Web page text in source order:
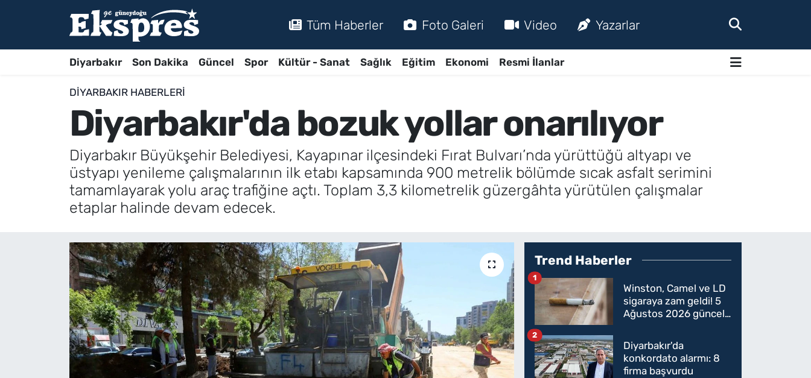
Tüm Haberler Foto Galeri Video Yazarlar
Diyarbakır Son Dakika Güncel Spor Kültür - Sanat Sağlık Eğitim Ekonomi Resmi İlanlar
DIYARBAKIR HABERLERI
Diyarbakır'da bozuk yollar onarılıyor
Diyarbakır Büyükşehir Belediyesi, Kayapınar ilçesindeki Fırat Bulvarı’nda yürüttüğü altyapı ve
üstyapı yenileme çalışmalarının ilk etabı kapsamında 900 metrelik bölümde sıcak asfalt serimini
tamamlayarak yolu araç trafiğine açtı. Toplam 3,3 kilometrelik güzergâhta yürütülen çalışmalar
etaplar halinde devam edecek.
Trend Haberler
Winston, Camel ve LD
sigaraya zam geldi! 5
Ağustos 2026 güncel
oldu
1
Diyarbakır'da
konkordato alarmı: 8
firma başvurdu
2